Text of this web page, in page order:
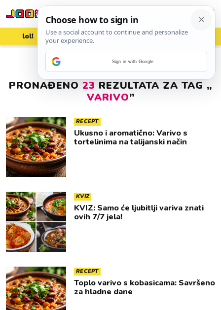
lol! aww vrh! woot?!
PRONAĐENO 23 REZULTATA ZA TAG „
VARIVO”
RECEPT
Ukusno i aromatično: Varivo s
tortelinima na talijanski način
KVIZ
KVIZ: Samo će ljubitlji variva znati
ovih 7/7 jela!
RECEPT
Toplo varivo s kobasicama: Savršeno
za hladne dane
Sign in with Google